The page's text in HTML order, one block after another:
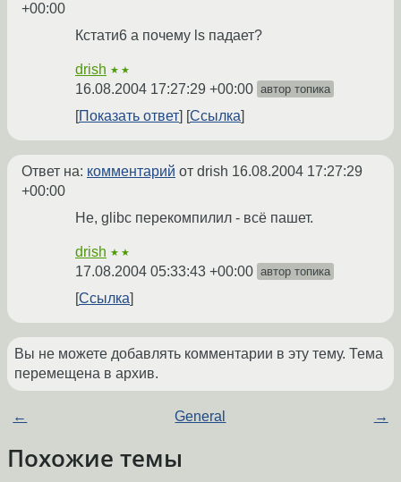
+00:00
Кстати6 а почему ls падает?
drish ★★
16.08.2004 17:27:29 +00:00 автор топика
Показать ответ Ссылка
Ответ на: комментарий от drish 16.08.2004 17:27:29
+00:00
Не, glibc перекомпилил - всё пашет.
drish ★★
17.08.2004 05:33:43 +00:00 автор топика
Ссылка
Вы не можете добавлять комментарии в эту тему. Тема
перемещена в архив.
← General →
Похожие темы